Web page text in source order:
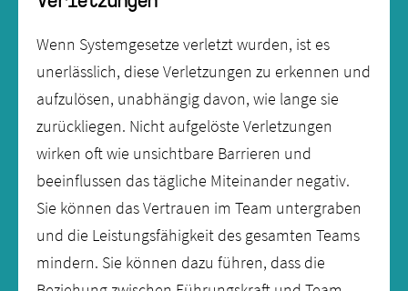
Wenn Systemgesetze verletzt wurden, ist es
unerlässlich, diese Verletzungen zu erkennen und
aufzulösen, unabhängig davon, wie lange sie
zurückliegen. Nicht aufgelöste Verletzungen
wirken oft wie unsichtbare Barrieren und
beeinflussen das tägliche Miteinander negativ.
Sie können das Vertrauen im Team untergraben
und die Leistungsfähigkeit des gesamten Teams
mindern. Sie können dazu führen, dass die